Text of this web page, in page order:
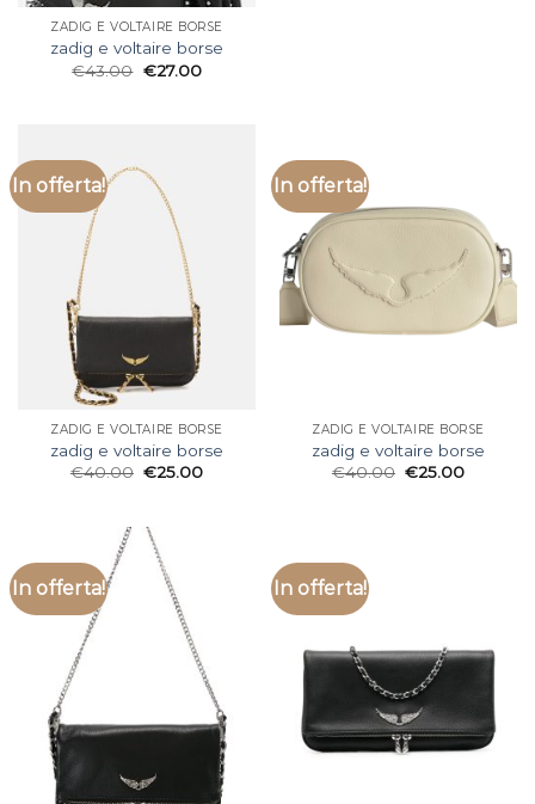
ZADIG E VOLTAIRE BORSE
zadig e voltaire borse
€43.00 €27.00
In offerta!
ZADIG E VOLTAIRE BORSE
zadig e voltaire borse
€40.00 €25.00
In offerta!
ZADIG E VOLTAIRE BORSE
zadig e voltaire borse
€40.00 €25.00
In offerta! In offerta!